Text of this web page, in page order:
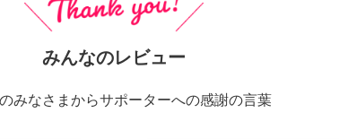
みんなのレビュー
みなさまからサポーターへの感謝の言葉